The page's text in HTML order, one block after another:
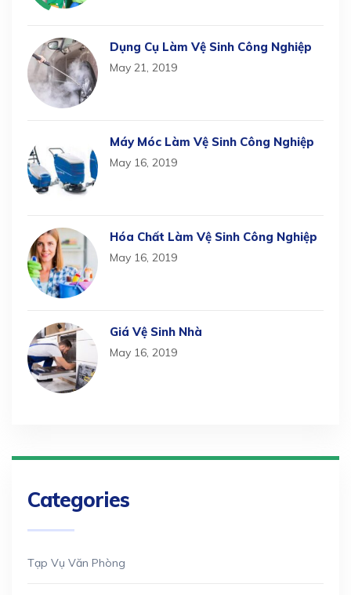
Dụng Cụ Làm Vệ Sinh Công Nghiệp
May 21, 2019
Máy Móc Làm Vệ Sinh Công Nghiệp
May 16, 2019
Hóa Chất Làm Vệ Sinh Công Nghiệp
May 16, 2019
Giá Vệ Sinh Nhà
May 16, 2019
Categories
Tạp Vụ Văn Phòng